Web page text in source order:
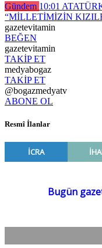
Gündem 10:01
“MİLLETİMİZİN
gazetevitamin
BEĞEN
gazetevitamin
TAKİP ET
medyabogaz
TAKİP ET
@bogazmedyatv
ABONE OL
Resmî İlanlar